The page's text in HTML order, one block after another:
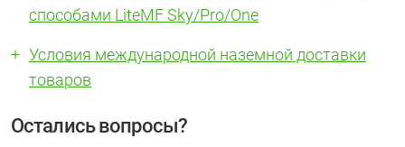
способами LiteMF Sky/Pro/One
Условия международной наземной доставки
товаров
Остались вопросы?